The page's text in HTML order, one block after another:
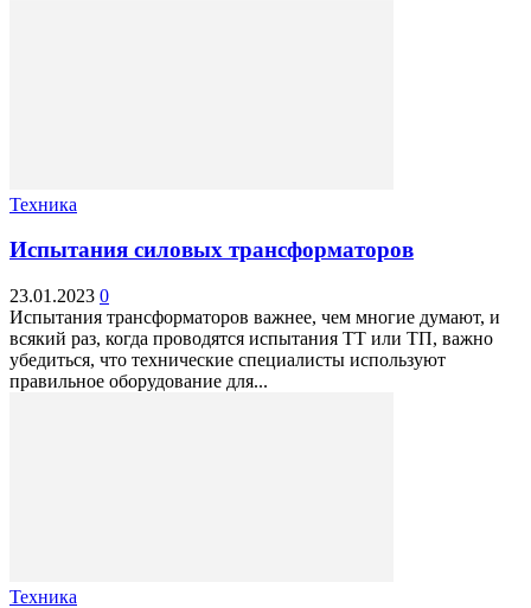
Техника
Испытания силовых трансформаторов
23.01.2023 0
Испытания трансформаторов важнее, чем многие думают, и
всякий раз, когда проводятся испытания ТТ или ТП, важно
убедиться, что технические специалисты используют
правильное оборудование для...
Техника